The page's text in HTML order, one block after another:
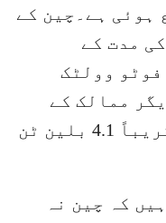
ہوئی ہے۔چین کے
کی مدت کے
وولٹک
ممالک کے
لیے کاربن کے اخراج کو تقریباً 4.1 بلین ٹن
کہ چین نہ